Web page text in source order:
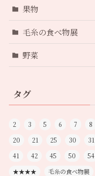
果物
毛糸の食べ物展
野菜
タグ
2 3 5 6 7 8
20
21 25 30 31
41
42 45 50 54
★★★★
毛糸の食べ物展